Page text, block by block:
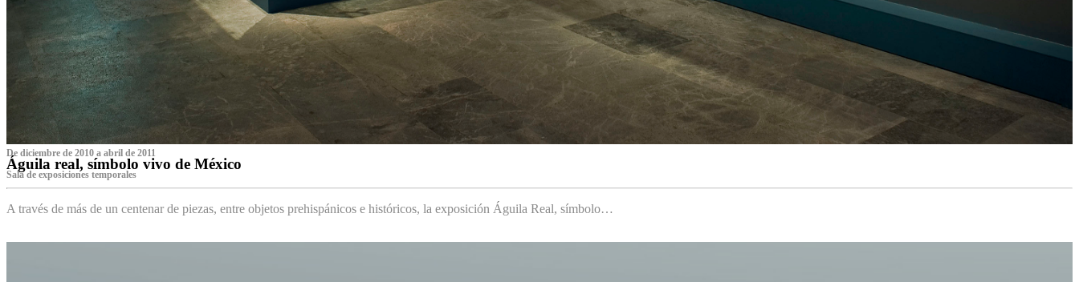
De diciembre de 2010 a abril de 2011
Águila real, símbolo vivo de México
Sala de exposiciones temporales
A través de más de un centenar de piezas, entre objetos prehispánicos e históricos, la exposición Águila Real, símbolo…